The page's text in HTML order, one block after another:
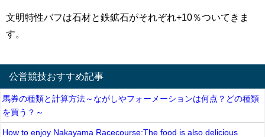
文明特性バフは石材と鉄鉱石がそれぞれ+10％ついてきま
す。
公営競技おすすめ記事
馬券の種類と計算方法～ながしやフォーメーションは何点？どの種類
を買う？～
How to enjoy Nakayama Racecourse:The food is also delicious